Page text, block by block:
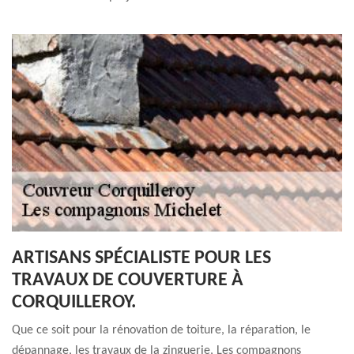
ARTISANS SPÉCIALISTE POUR LES
TRAVAUX DE COUVERTURE À
CORQUILLEROY.
Que ce soit pour la rénovation de toiture, la réparation, le
dépannage, les travaux de la zinguerie, Les compagnons